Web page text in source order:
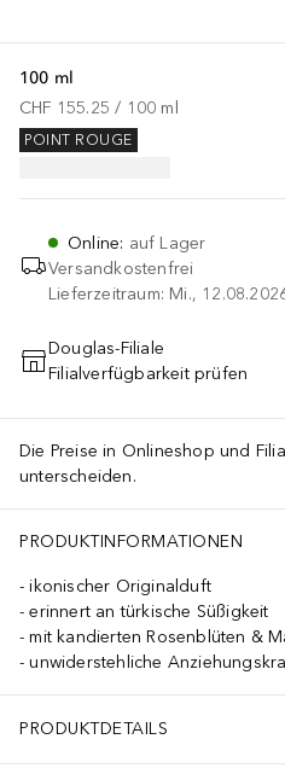
100 ml
CHF 155.25 / 100 ml
POINT ROUGE
Online: auf Lager
Versandkostenfrei
Lieferzeitraum: Mi.,
IN DEN
Douglas-Filiale
Filialverfügbarkeit prüfen
Die Preise in Onlineshop und
unterscheiden.
PRODUKTINFORMATIONEN
ikonischer Originalduft
erinnert an türkische Süßigkeit
mit kandierten Rosenblüten &
unwiderstehliche
PRODUKTDETAILS